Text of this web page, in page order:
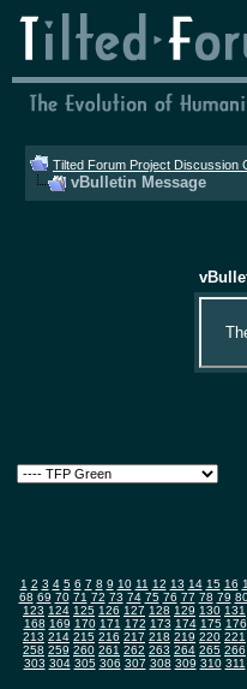
Tilted Forum Project Discussion
vBulletin Message
1 2 3 4 5 6 7 8 9 10 11 12 13 14 15 16
68 69 70 71 72 73 74 75 76 77 78 79
123 124 125 126 127 128 129 130 131
168 169 170 171 172 173 174 175 176
213 214 215 216 217 218 219 220 221
258 259 260 261 262 263 264 265 266
303 304 305 306 307 308 309 310 311